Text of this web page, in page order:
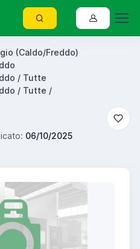
(Caldo/Freddo)
/ Tutte
/ Tutte /
06/10/2025